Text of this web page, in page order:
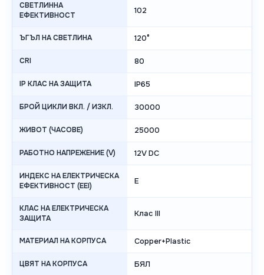
СВЕТЛИННА
ЕФЕКТИВНОСТ
102
ЪГЪЛ НА СВЕТЛИНА 120°
CRI 80
IP КЛАС НА ЗАЩИТА IP65
БРОЙ ЦИКЛИ ВКЛ. / ИЗКЛ. 30000
ЖИВОТ (ЧАСОВЕ) 25000
РАБОТНО НАПРЕЖЕНИЕ (V) 12V DC
ИНДЕКС НА ЕЛЕКТРИЧЕСКА
ЕФЕКТИВНОСТ (EEI)
E
КЛАС НА ЕЛЕКТРИЧЕСКА
ЗАЩИТА
Клас III
МАТЕРИАЛ НА КОРПУСА Copper+Plastic
ЦВЯТ НА КОРПУСА БЯЛ